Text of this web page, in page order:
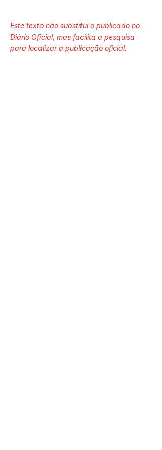
Este texto não substitui o publicado no
Diário Oficial, mas facilita a pesquisa
para localizar a publicação oficial.